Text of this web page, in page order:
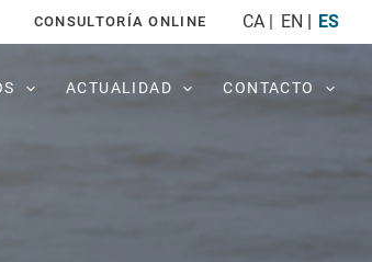
CONSULTORÍA ONLINE CA EN ES
ACTUALIDAD CONTACTO